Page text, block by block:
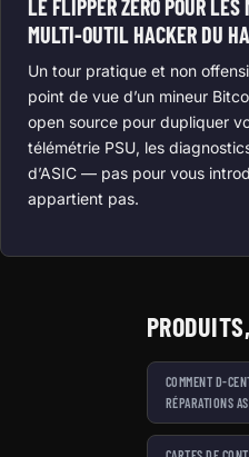
LE FLIPPER ZERO POUR
MULTI-OUTIL HACKER DU
Un tour pratique et non
point de vue d’un mineur
open source pour dupliquer
télémétrie PSU, les
d’ASIC — pas pour vous
appartient pas.
COMMENT D-
RÉPARATIONS